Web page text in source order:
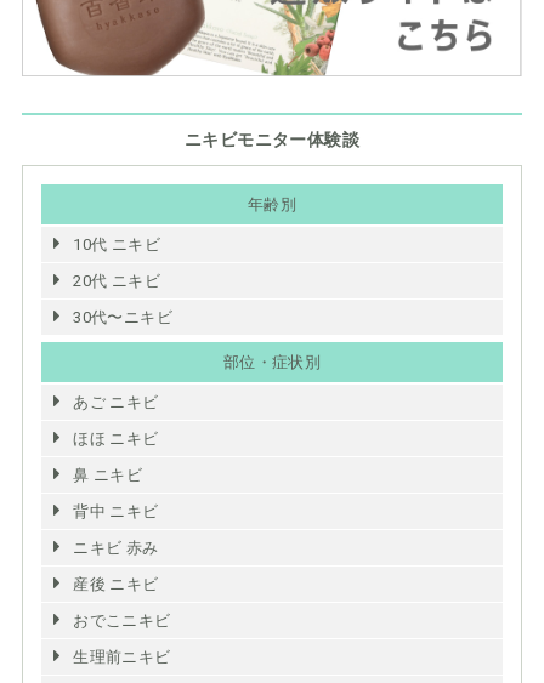
ニキビモニター体験談
年齢別
10代 ニキビ
20代 ニキビ
30代〜ニキビ
部位・症状別
あご ニキビ
ほほ ニキビ
鼻 ニキビ
背中 ニキビ
ニキビ 赤み
産後 ニキビ
おでこニキビ
生理前ニキビ